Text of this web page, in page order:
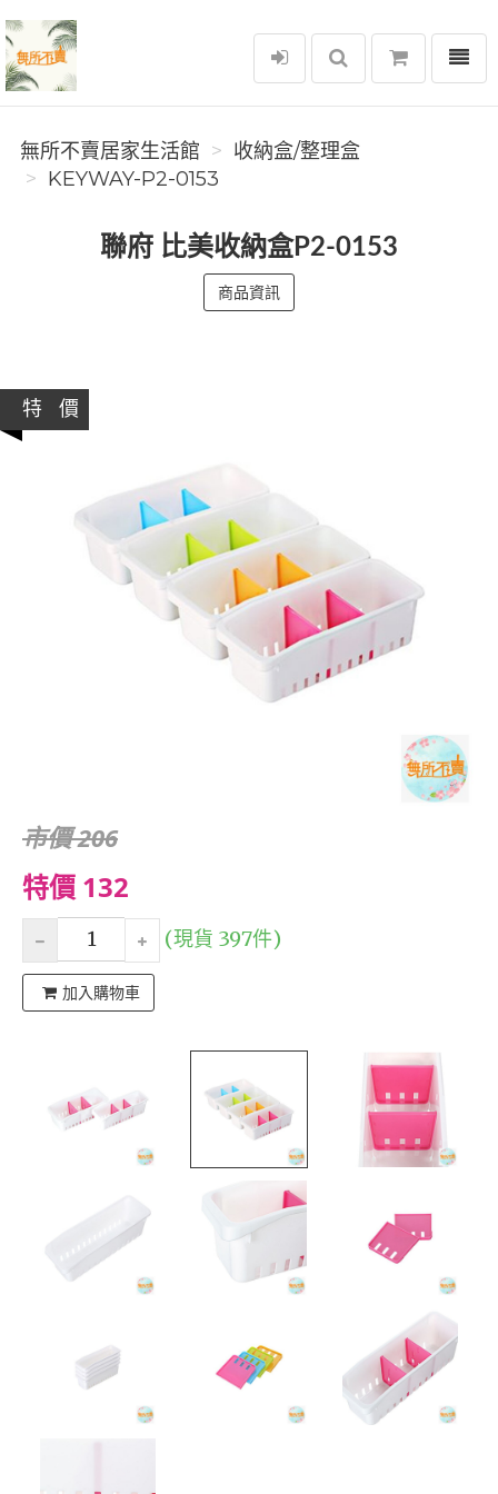
無所不賣居家生活館
選單
無所不賣居家生活館
收納盒/整理盒
KEYWAY-P2-0153
聯府 比美收納盒P2-0153
商品資訊
特 價
市價 206
特價 132
(現貨 397件)
加入購物車